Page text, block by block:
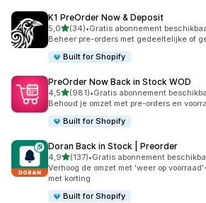
K1 PreOrder Now & Deposit
5,0van 5 sterren
(34)
34 recensies in totaal
•Gratis abonnement
Beheer pre-orders met gedeeltelijke of
Built for Shopify
PreOrder Now Back in Stock WOD
4,5van 5 sterren
(981)
981 recensies in totaal
•Gratis abonnement
Behoud je omzet met pre-orders en
Built for Shopify
Doran Back in Stock | Preorder
4,9van 5 sterren
(137)
137 recensies in totaal
•Gratis abonnement
Verhoog de omzet met 'weer op
met korting
Built for Shopify